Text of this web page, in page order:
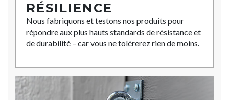
RÉSILIENCE
Nous fabriquons et testons nos produits pour
répondre aux plus hauts standards de résistance et
de durabilité – car vous ne tolérerez rien de moins.